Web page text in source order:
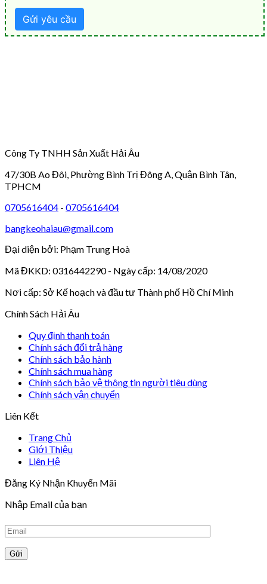
Công Ty TNHH Sản Xuất Hải Âu
47/30B Ao Đôi, Phường Bình Trị Đông A, Quận Bình Tân,
TPHCM
0705616404 - 0705616404
bangkeohaiau@gmail.com
Đại diện bởi: Phạm Trung Hoà
Mã ĐKKD: 0316442290 - Ngày cấp: 14/08/2020
Nơi cấp: Sở Kế hoạch và đầu tư Thành phố Hồ Chí Minh
Chính Sách Hải Âu
Quy định thanh toán
Chính sách đổi trả hàng
Chính sách bảo hành
Chính sách mua hàng
Chính sách bảo vệ thông tin người tiêu dùng
Chính sách vận chuyển
Liên Kết
Trang Chủ
Giới Thiệu
Liên Hệ
Đăng Ký Nhận Khuyến Mãi
Nhập Email của bạn